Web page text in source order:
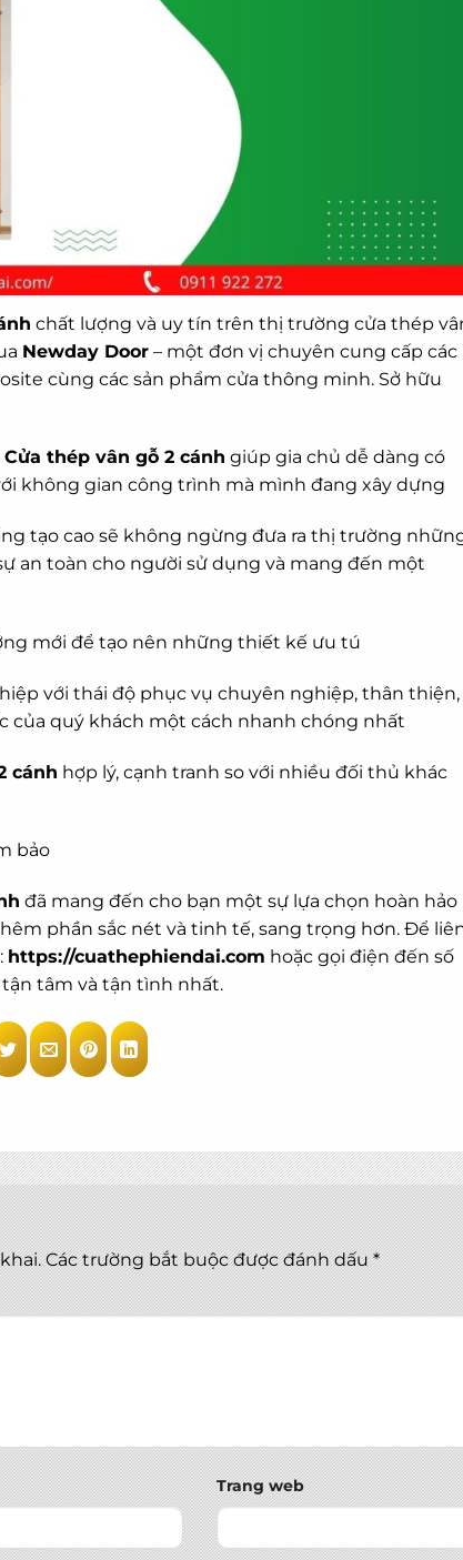
chất lượng và uy tín trên thị trường cửa thép
Newday Door – một đơn vị chuyên cung cấp các
cùng các sản phẩm cửa thông minh. Sở hữu
Cửa thép vân gỗ 2 cánh giúp gia chủ dễ dàng có
không gian công trình mà mình đang xây dựng
tạo cao sẽ không ngừng đưa ra thị trường
an toàn cho người sử dụng và mang đến một
mới để tạo nên những thiết kế ưu tú
với thái độ phục vụ chuyên nghiệp, thân thiện,
của quý khách một cách nhanh chóng nhất
cánh hợp lý, cạnh tranh so với nhiều đối thủ khác
bảo
đã mang đến cho bạn một sự lựa chọn hoàn hảo
phần sắc nét và tinh tế, sang trọng hơn. Để
https://cuathephiendai.com hoặc gọi điện đến số
tâm và tận tình nhất.
Các trường bắt buộc được đánh dấu*
Trang web